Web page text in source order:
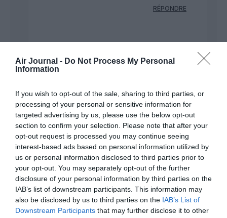
Air Journal - Do Not Process My Personal
Information
If you wish to opt-out of the sale, sharing to third parties, or
processing of your personal or sensitive information for
targeted advertising by us, please use the below opt-out
section to confirm your selection. Please note that after your
opt-out request is processed you may continue seeing
interest-based ads based on personal information utilized by
us or personal information disclosed to third parties prior to
your opt-out. You may separately opt-out of the further
disclosure of your personal information by third parties on the
IAB’s list of downstream participants. This information may
also be disclosed by us to third parties on the IAB’s List of
Downstream Participants that may further disclose it to other
RÉPONDRE
moins de 100 passagers est
assez faible, donc l’a220-100
peut largement satisfaire
l’activité régionale, et de fait, hop
ne sert plus à grand chose.
RÉPONDRE